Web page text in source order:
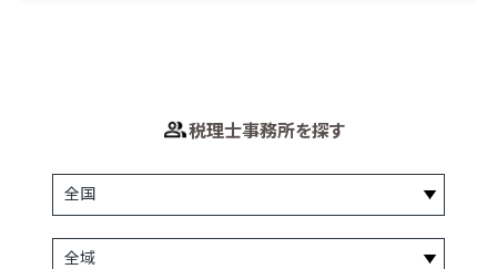
税理士事務所を探す